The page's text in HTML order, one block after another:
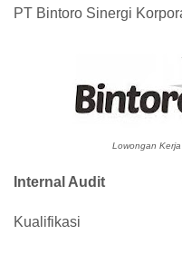
PT Bintoro Sinergi
Lowongan
Internal Audit
Kualifikasi